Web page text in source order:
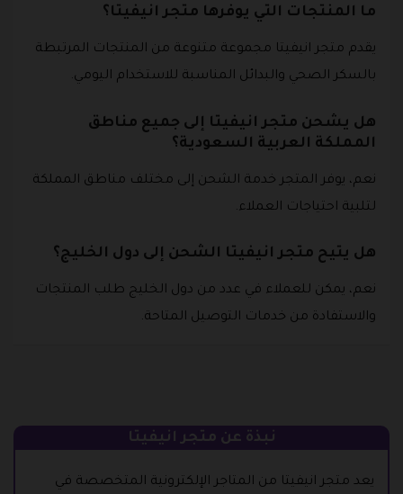
ما المنتجات التي يوفرها متجر انيفيتا؟
يقدم متجر انيفيتا مجموعة متنوعة من المنتجات المرتبطة
بالسكر الصحي والبدائل المناسبة للاستخدام اليومي.
هل يشحن متجر انيفيتا إلى جميع مناطق
المملكة العربية السعودية؟
نعم، يوفر المتجر خدمة الشحن إلى مختلف مناطق المملكة
لتلبية احتياجات العملاء.
هل يتيح متجر انيفيتا الشحن إلى دول الخليج؟
نعم، يمكن للعملاء في عدد من دول الخليج طلب المنتجات
والاستفادة من خدمات التوصيل المتاحة.
نبذة عن متجر انيفيتا
يعد متجر انيفيتا من المتاجر الإلكترونية المتخصصة في